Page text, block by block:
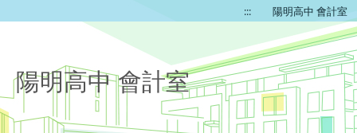
::: 陽明高中 會計室
陽明高中 會計室